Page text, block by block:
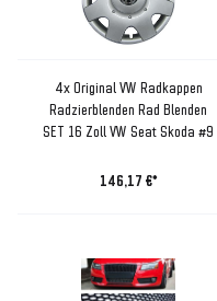
4x Original VW Radkappen
Radzierblenden Rad Blenden
SET 16 Zoll VW Seat Skoda #9
146,17 €*